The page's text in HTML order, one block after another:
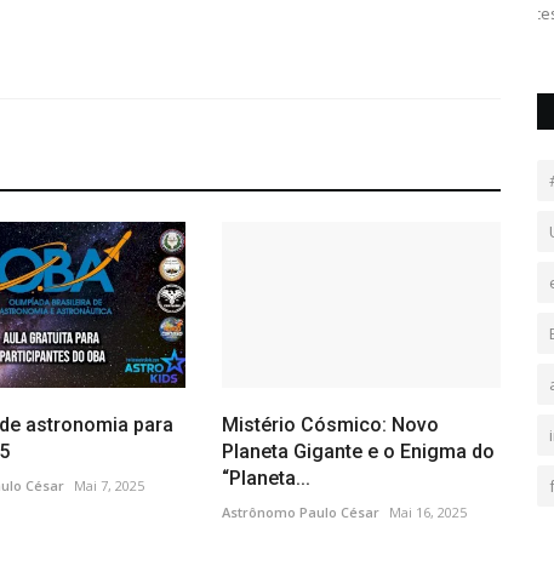
astronomia para
César Mai 7, 2025
Mistério Cósmico: Novo
Planeta Gigante e o Enigma do
“Planeta...
Astrônomo Paulo César Mai 16, 2025